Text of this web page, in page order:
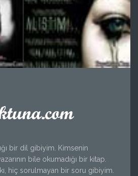
bir dil gibiyim. Kimsenin
bile okumadığı bir kitap.
hiç sorulmayan bir soru gibiyim.